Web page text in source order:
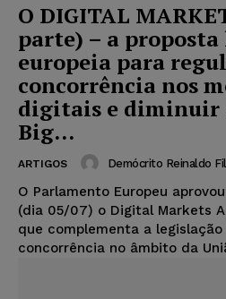
O DIGITAL
parte) – a
europeia para
concorrência nos
digitais e diminuir
Big...
ARTIGOS Demócrito Reinaldo
O Parlamento Europeu
(dia 05/07) o Digital Markets
que complementa a
concorrência no âmbito da